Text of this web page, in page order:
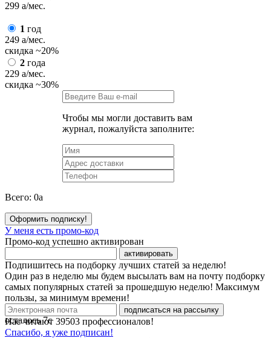
299 a/мес.
1 год
249 a/мес.
скидка ~20%
2 года
229 a/мес.
скидка ~30%
Чтобы мы могли доставить вам
журнал, пожалуйста заполните:
Всего: 0a
Оформить подписку!
У меня есть промо-код
Промо-код успешно активирован
активировать
Подпишитесь на подборку лучших статей за неделю!
Один раз в неделю мы будем высылать вам на почту подборку
самых популярных статей за прошедшую неделю! Максимум
пользы, за минимум времени!
подписаться на рассылку
Нас читают 39503 профессионалов!
Спасибо, я уже подписан!
осталось7с